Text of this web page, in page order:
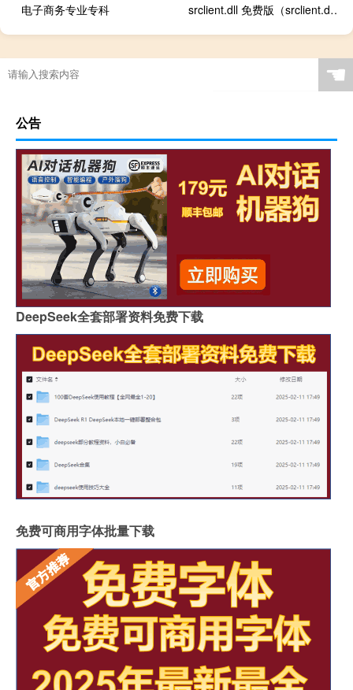
电子商务专业专科
srclient.dll 免费版（srclient.dll 免费版功能简介）
☚
公告
DeepSeek全套部署资料免费下载
免费可商用字体批量下载